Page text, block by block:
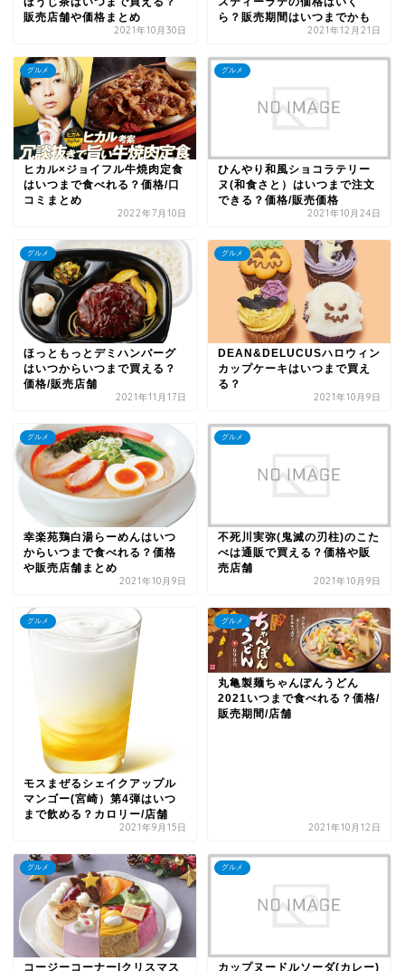
販売店舗や価格まとめ
2021年10月30日
ら？販売期間はいつまでかも
2021年12月21日
グルメ
ヒカル×ジョイフル牛焼肉定食
はいつまで食べれる？価格/口
コミまとめ
2022年7月10日
グルメ
ひんやり和風ショコラテリー
ヌ(和食さと）はいつまで注文
できる？価格/販売価格
2021年10月24日
グルメ
ほっともっとデミハンバーグ
はいつからいつまで買える？
価格/販売店舗
2021年11月17日
グルメ
DEAN&DELUCUSハロウィン
カップケーキはいつまで買え
る？
2021年10月9日
グルメ
幸楽苑鶏白湯らーめんはいつ
からいつまで食べれる？価格
や販売店舗まとめ
2021年10月9日
グルメ
不死川実弥(鬼滅の刃柱)のこた
べは通販で買える？価格や販
売店舗
2021年10月9日
グルメ
モスまぜるシェイクアップル
マンゴー(宮崎）第4弾はいつ
まで飲める？カロリー/店舗
2021年9月15日
グルメ
丸亀製麺ちゃんぽんうどん
2021いつまで食べれる？価格/
販売期間/店舗
2021年10月12日
グルメ
コージーコーナー|クリスマス
グルメ
カップヌードルソーダ(カレー)